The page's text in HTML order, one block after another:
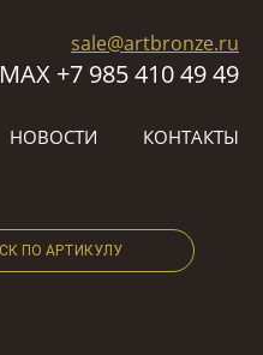
sale@artbronze.ru
МАХ +7 985 410 49 49
НОВОСТИ КОНТАКТЫ